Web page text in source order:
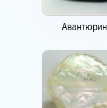
Авантюрин